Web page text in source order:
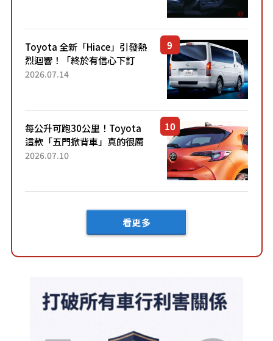
「三...
Toyota 全新「Hiace」引發熱
烈迴響！「終於有信心下訂
了！」「哪個等級交車最
車？...
2026.07.14
每公升可跑30公里！Toyota
這款「五門掀背車」真的很厲
害！ 擁有全長4.3公尺的「剛剛
2026.07.10
看更多